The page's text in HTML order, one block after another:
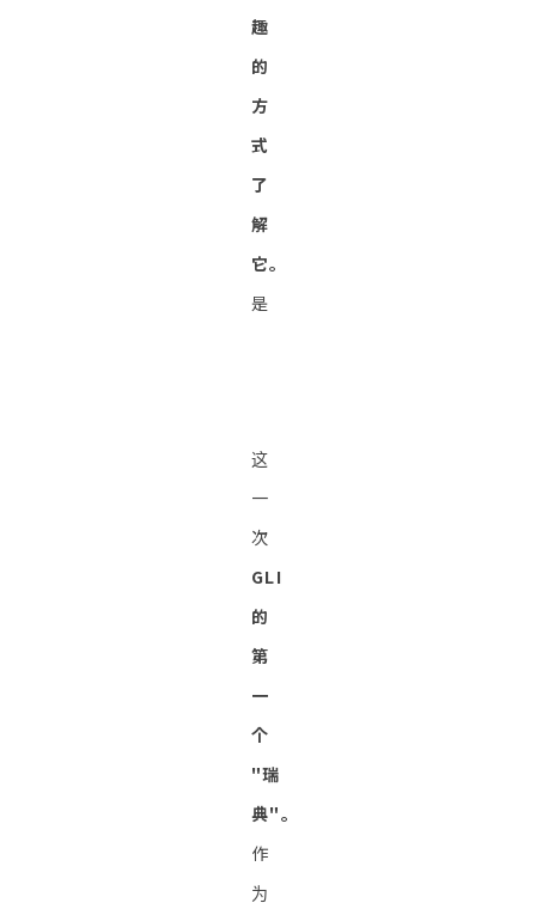
趣
的
方
式
了
解
它。
是
这
一
次
GLI
的
第
一
个
"瑞
典"。
作
为